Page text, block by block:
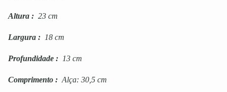
Altura : 23 cm
Largura : 18 cm
Profundidade : 13 cm
Comprimento : Alça: 30,5 cm